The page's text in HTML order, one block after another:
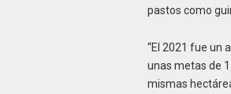
pastos como
“El 2021 fue un
unas metas de
mismas